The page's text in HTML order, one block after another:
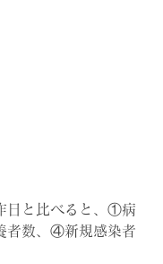
日と比べると、①病
者数、④新規感染者